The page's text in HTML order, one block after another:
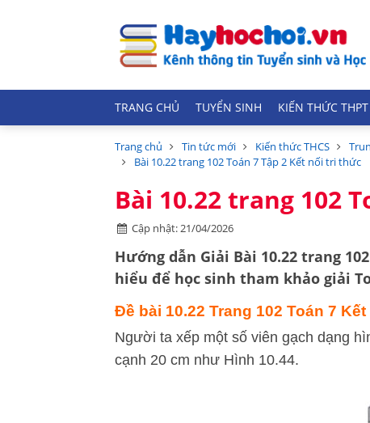
TRANG CHỦ TUYỂN SINH KIẾN THỨC THPT
Trang chủ Tin tức mới Kiến thức THCS
Bài 10.22 trang 102 Toán 7 Tập 2 Kết nối tri thức
Bài 10.22 trang 102
Cập nhật: 21/04/2026
Hướng dẫn Giải Bài 10.22 trang
hiểu để học sinh tham khảo giải
Đề bài 10.22 Trang 102 Toán 7
Người ta xếp một số viên gạch dạng
cạnh 20 cm như Hình 10.44.